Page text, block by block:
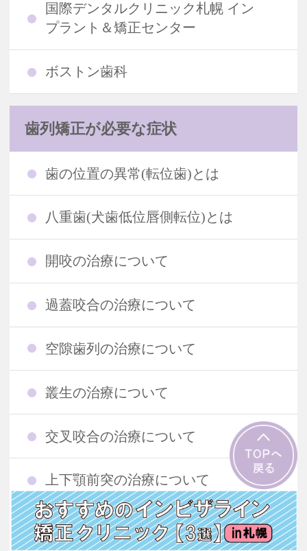
国際デンタルクリニック札幌 イン
プラント＆矯正センター
ボストン歯科
歯列矯正が必要な症状
歯の位置の異常(転位歯)とは
八重歯(犬歯低位唇側転位)とは
開咬の治療について
過蓋咬合の治療について
空隙歯列の治療について
叢生の治療について
交叉咬合の治療について
上下顎前突の治療について
反対咬合の治療について